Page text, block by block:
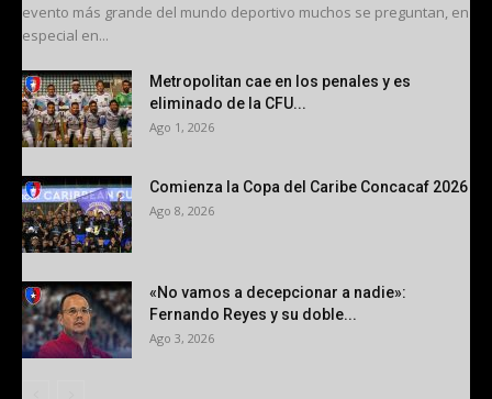
evento más grande del mundo deportivo muchos se preguntan, en
especial en...
Metropolitan cae en los penales y es
eliminado de la CFU...
Ago 1, 2026
Comienza la Copa del Caribe Concacaf 2026
Ago 8, 2026
«No vamos a decepcionar a nadie»:
Fernando Reyes y su doble...
Ago 3, 2026